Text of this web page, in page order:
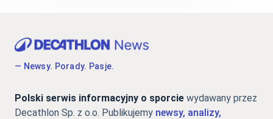
— Newsy. Porady. Pasje.
Polski serwis informacyjny o sporcie wydawany przez
Decathlon Sp. z o.o. Publikujemy newsy, analizy,